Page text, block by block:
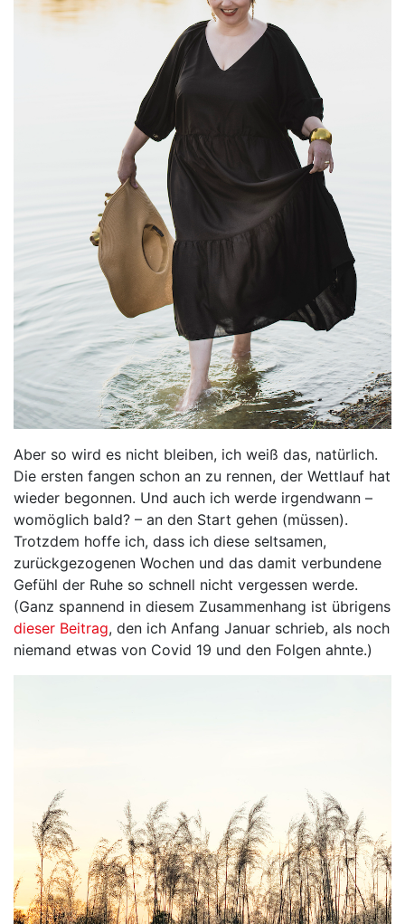
Aber so wird es nicht bleiben, ich weiß das, natürlich.
Die ersten fangen schon an zu rennen, der Wettlauf hat
wieder begonnen. Und auch ich werde irgendwann –
womöglich bald? – an den Start gehen (müssen).
Trotzdem hoffe ich, dass ich diese seltsamen,
zurückgezogenen Wochen und das damit verbundene
Gefühl der Ruhe so schnell nicht vergessen werde.
(Ganz spannend in diesem Zusammenhang ist übrigens
dieser Beitrag, den ich Anfang Januar schrieb, als noch
niemand etwas von Covid 19 und den Folgen ahnte.)